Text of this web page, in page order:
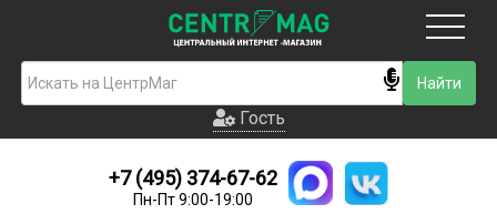
Гость
Новинки
Гость
+7 (495) 374-67-62
Пн-Пт 9:00-19:00